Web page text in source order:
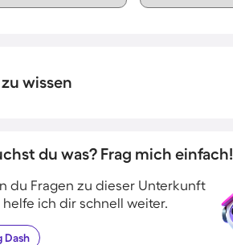
wissen
du was? Frag mich einfach!
du Fragen zu dieser Unterkunft
helfe ich dir schnell weiter.
Dash